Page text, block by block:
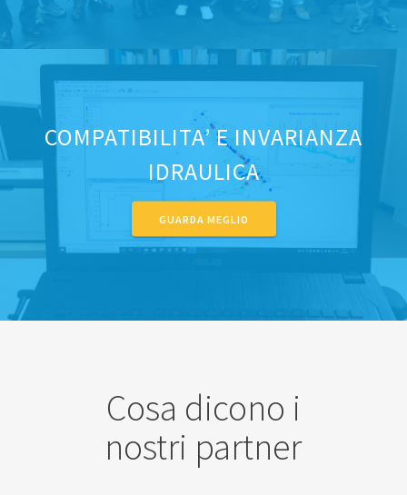
COMPATIBILITA’ E INVARIANZA
IDRAULICA
GUARDA MEGLIO
Cosa dicono i
nostri partner